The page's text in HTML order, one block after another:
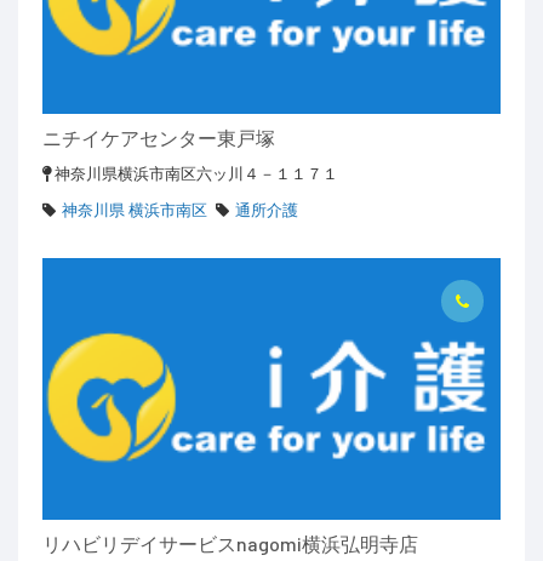
ニチイケアセンター東戸塚
神奈川県横浜市南区六ッ川４－１１７１
神奈川県 横浜市南区
通所介護
リハビリデイサービスnagomi横浜弘明寺店